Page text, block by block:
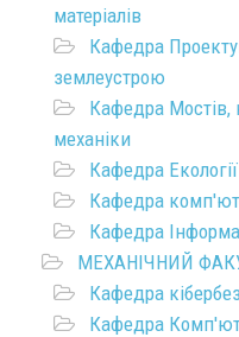
матеріалів
Кафедра
землеустрою
Кафедра Мостів,
механіки
Кафедра Екології
Кафедра
Кафедра
МЕХАНІЧНИЙ
Кафедра
Кафедра